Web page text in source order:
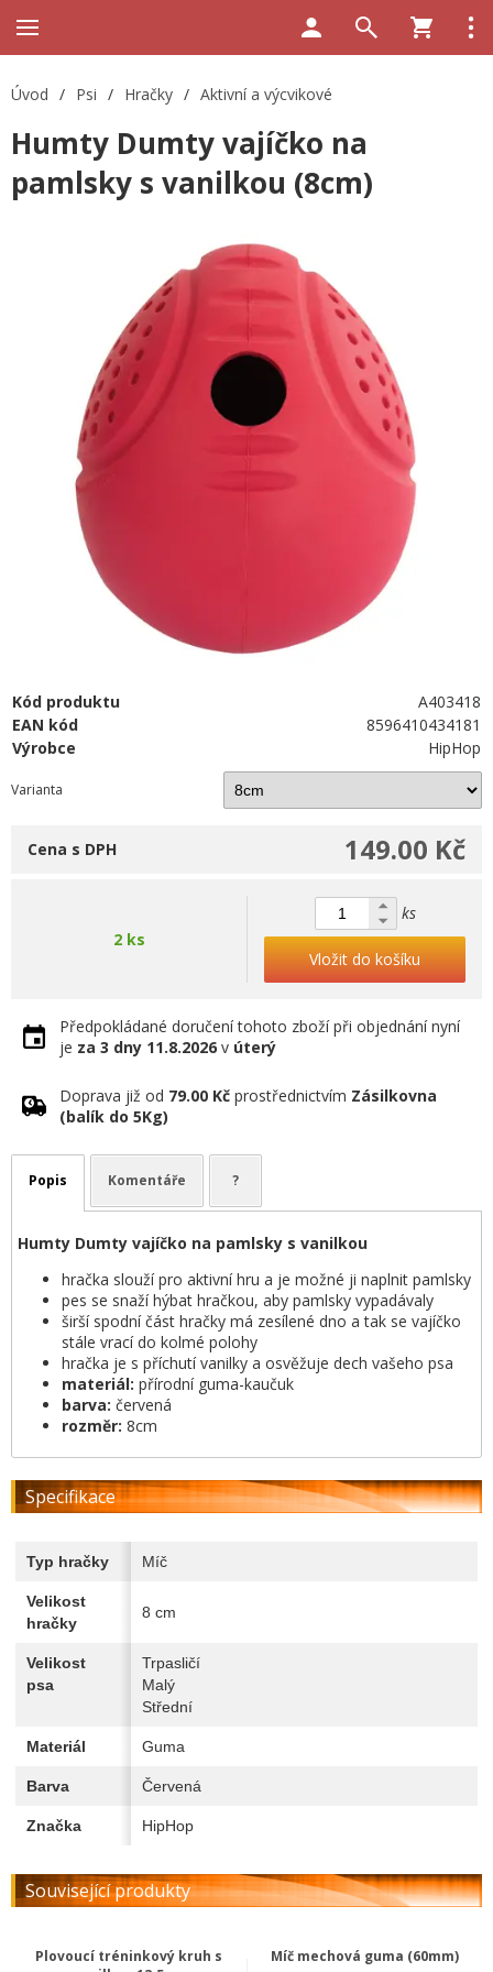
Úvod / Psi / Hračky / Aktivní a výcvikové
Humty Dumty vajíčko na
pamlsky s vanilkou (8cm)
Kód produktu
A403418
EAN kód
8596410434181
Výrobce
HipHop
Varianta
149.00 Kč
Cena s DPH
2 ks
ks
Vložit do košíku
Předpokládané doručení tohoto zboží při objednání nyní
je za 3 dny 11.8.2026 v úterý
Doprava již od 79.00 Kč prostřednictvím Zásilkovna
(balík do 5Kg)
Popis Komentáře ?
Humty Dumty vajíčko na pamlsky s vanilkou
hračka slouží pro aktivní hru a je možné ji naplnit pamlsky
pes se snaží hýbat hračkou, aby pamlsky vypadávaly
širší spodní část hračky má zesílené dno a tak se vajíčko
stále vrací do kolmé polohy
hračka je s příchutí vanilky a osvěžuje dech vašeho psa
materiál: přírodní guma-kaučuk
barva: červená
rozměr: 8cm
Specifikace
Typ hračky Míč
Velikost
hračky
8 cm
Velikost
psa
Trpasličí
Malý
Střední
Materiál Guma
Barva Červená
Značka HipHop
Související produkty
Plovoucí tréninkový kruh s
Míč mechová guma (60mm)